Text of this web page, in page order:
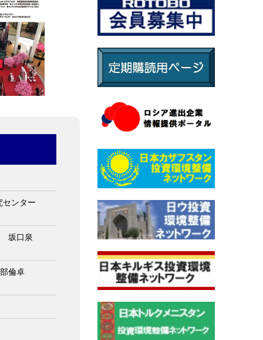
センター
坂口泉
倫卓